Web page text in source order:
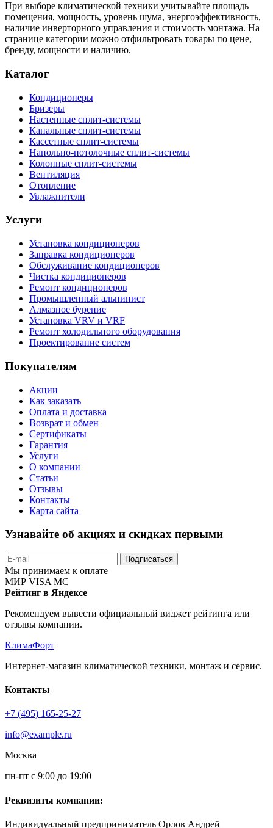
При выборе климатической техники учитывайте площадь
помещения, мощность, уровень шума, энергоэффективность,
наличие инверторного управления и стоимость монтажа. На
странице категории можно отфильтровать товары по цене,
бренду, мощности и наличию.
Каталог
Кондиционеры
Бризеры
Настенные сплит-системы
Канальные сплит-системы
Кассетные сплит-системы
Напольно-потолочные сплит-системы
Колонные сплит-системы
Вентиляция
Отопление
Увлажнители
Услуги
Установка кондиционеров
Заправка кондиционеров
Обслуживание кондиционеров
Чистка кондиционеров
Ремонт кондиционеров
Промышленный альпинист
Алмазное бурение
Установка VRV и VRF
Ремонт холодильного оборудования
Проектирование систем
Покупателям
Акции
Как заказать
Оплата и доставка
Возврат и обмен
Сертификаты
Гарантия
Услуги
О компании
Статьи
Отзывы
Контакты
Карта сайта
Узнавайте об акциях и скидках первыми
Подписаться
Мы принимаем к оплате
МИР VISA MC
Рейтинг в Яндексе
Рекомендуем вывести официальный виджет рейтинга или
отзывы компании.
КлимаФорт
Интернет-магазин климатической техники, монтаж и сервис.
Контакты
+7 (495) 165-25-27
info@example.ru
Москва
пн-пт с 9:00 до 19:00
Реквизиты компании:
Индивидуальный предприниматель Орлов Андрей